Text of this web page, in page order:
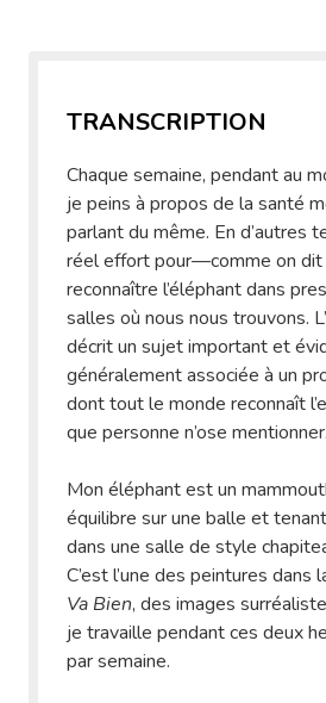
TRANSCRIPTION
Chaque semaine, pendant au
je peins à propos de la santé
parlant du même. En d’autres
réel effort pour—comme on
reconnaître l’éléphant dans
salles où nous nous trouvons.
décrit un sujet important et
généralement associée à un
dont tout le monde reconnaît
que personne n’ose mentionner.
Mon éléphant est un
équilibre sur une balle et
dans une salle de style
C’est l’une des peintures dans
Va Bien, des images
je travaille pendant ces deux
par semaine.